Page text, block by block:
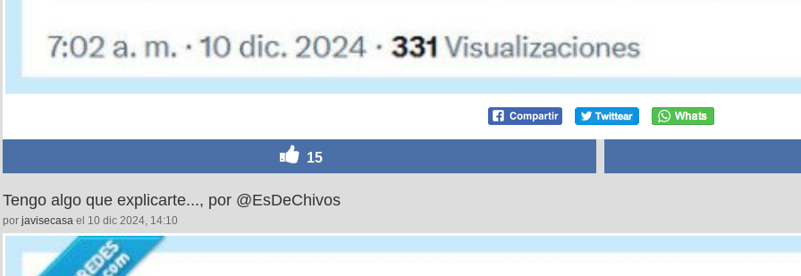
15
Tengo algo que explicarte..., por @EsDeChivos
por javisecasa el 10 dic 2024, 14:10